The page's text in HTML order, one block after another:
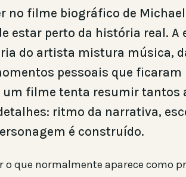
no filme biográfico de
estar perto da história real. A
do artista mistura música,
pessoais que ficaram
um filme tenta resumir tantos
ritmo da narrativa,
é construído.
o que normalmente aparece como